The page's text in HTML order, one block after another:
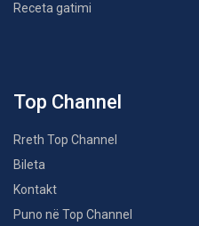
Receta gatimi
Top Channel
Rreth Top Channel
Bileta
Kontakt
Puno në Top Channel